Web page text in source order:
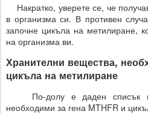
Накратко, уверете се, че
в организма си. В противен
започне цикъла на метилиране,
на организма ви.
Хранителни вещества,
цикъла на метилиране
По-долу е даден списък на
необходими за гена MTHFR и